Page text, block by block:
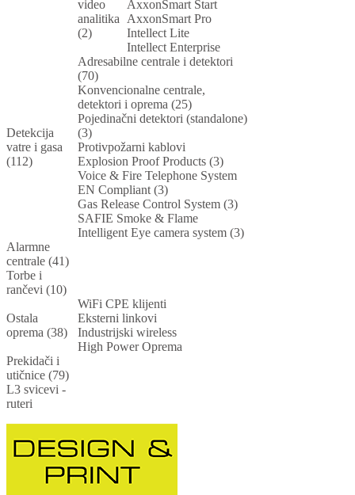
video
analitika
(2)
AxxonSmart Start
AxxonSmart Pro
Intellect Lite
Intellect Enterprise
Detekcija
vatre i gasa
(112)
Adresabilne centrale i detektori
(70)
Konvencionalne centrale,
detektori i oprema (25)
Pojedinačni detektori (standalone)
(3)
Protivpožarni kablovi
Explosion Proof Products (3)
Voice & Fire Telephone System
EN Compliant (3)
Gas Release Control System (3)
SAFIE Smoke & Flame
Intelligent Eye camera system (3)
Alarmne
centrale (41)
Torbe i
rančevi (10)
Ostala
oprema (38)
WiFi CPE klijenti
Eksterni linkovi
Industrijski wireless
High Power Oprema
Prekidači i
utičnice (79)
L3 svicevi -
ruteri